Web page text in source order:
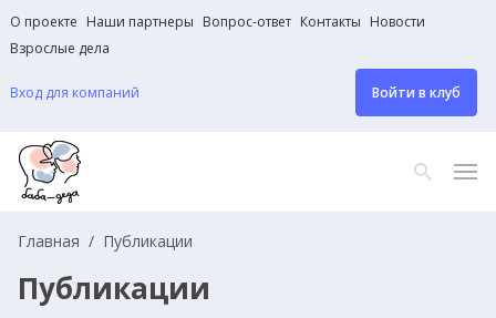
О проекте Наши партнеры Вопрос-ответ Контакты Новости
Взрослые дела
Вход для компаний Войти в клуб
Главная Публикации
Публикации